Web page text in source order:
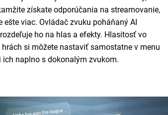
získate odporúčania na streamovanie,
viac. Ovládač zvuku poháňaný AI
ho na hlas a efekty. Hlasitosť vo
si môžete nastaviť samostatne v menu
naplno s dokonalým zvukom.